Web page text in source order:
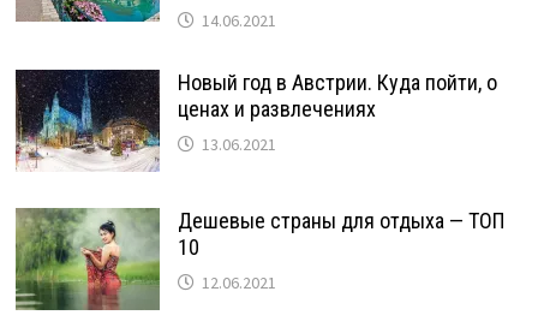
14.06.2021
Новый год в Австрии. Куда пойти, о
ценах и развлечениях
13.06.2021
Дешевые страны для отдыха — ТОП
10
12.06.2021